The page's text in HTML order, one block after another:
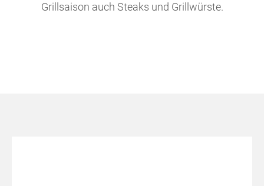
Grillsaison auch Steaks und Grillwürste.